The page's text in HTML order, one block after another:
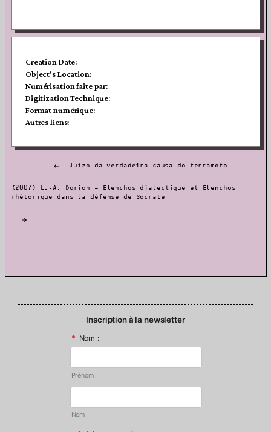
Creation Date:
Object's Location:
Numérisation faite par:
Digitization Technique:
Format numérique:
Autres liens:
l’article
Juízo da verdadeira causa do terramoto
(2007) L.-A. Dorion – Elenchos dialectique et Elenchos
rhétorique dans la défense de Socrate
Inscription à la newsletter
* Nom :
Prénom
Nom